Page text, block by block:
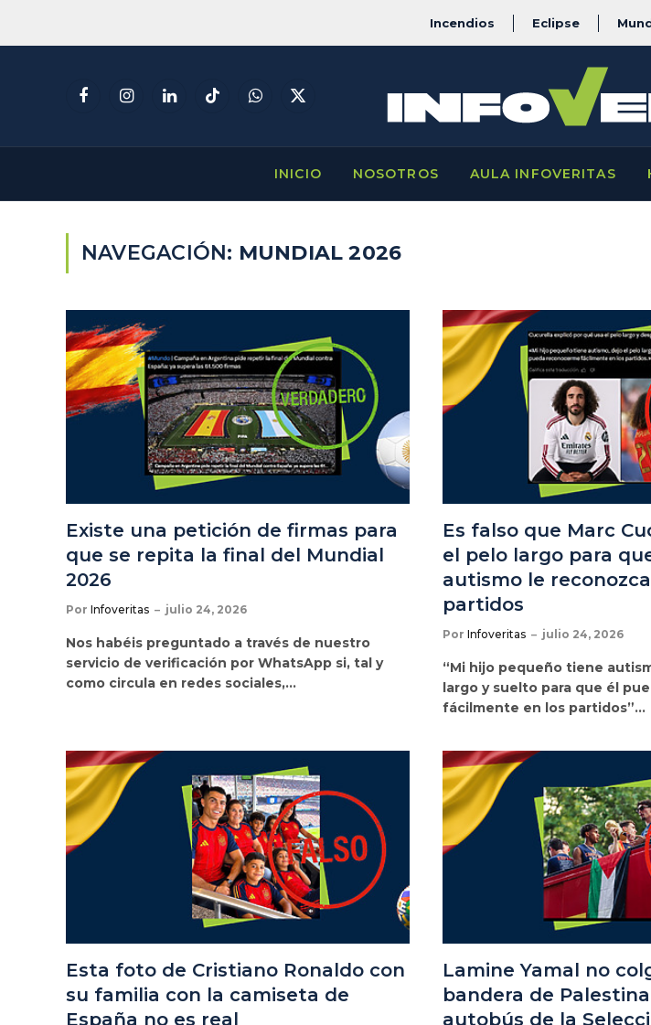
Incendios Eclipse
FacebookInstagramLinkedInTikTokWhatsApp
X
INICIO NOSOTROS AULA INFOVERITAS
NAVEGACIÓN: MUNDIAL 2026
Existe una petición de firmas para
que se repita la final del Mundial
2026
Por Infoveritas julio 24, 2026
Nos habéis preguntado a través de nuestro
servicio de verificación por WhatsApp si, tal y
como circula en redes sociales,…
Es falso que Marc
el pelo largo para
autismo le
partidos
Por Infoveritas julio 24, 2026
“Mi hijo pequeño tiene
largo y suelto para que él
fácilmente en los partidos”…
Esta foto de Cristiano Ronaldo con
su familia con la camiseta de
España no es real
Lamine Yamal no
bandera de
autobús de la